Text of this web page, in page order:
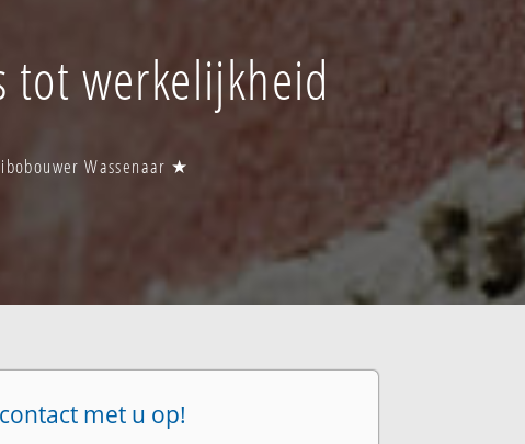
tot werkelijkheid
Wassenaar ★
met u op!